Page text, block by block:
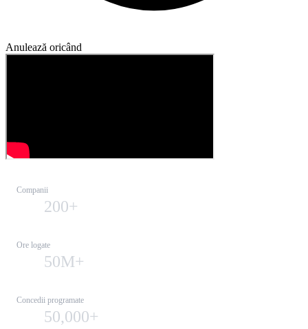
Anulează oricând
Companii
200+
Ore logate
50M+
Concedii programate
50,000+